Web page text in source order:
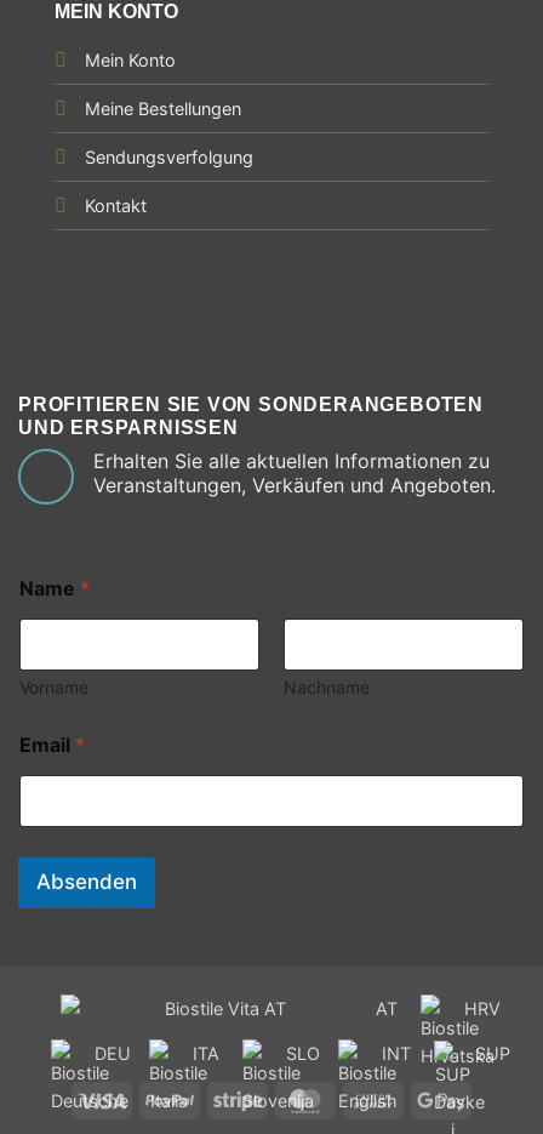
MEIN KONTO
Mein Konto
Meine Bestellungen
Sendungsverfolgung
Kontakt
PROFITIEREN SIE VON SONDERANGEBOTEN
UND ERSPARNISSEN
Erhalten Sie alle aktuellen Informationen zu
Veranstaltungen, Verkäufen und Angeboten.
Name *
Vorname Nachname
Email *
Absenden
AT HRV
DEU ITA SLO INT SUP
Visa PayPal Stripe MasterCardCash
Google